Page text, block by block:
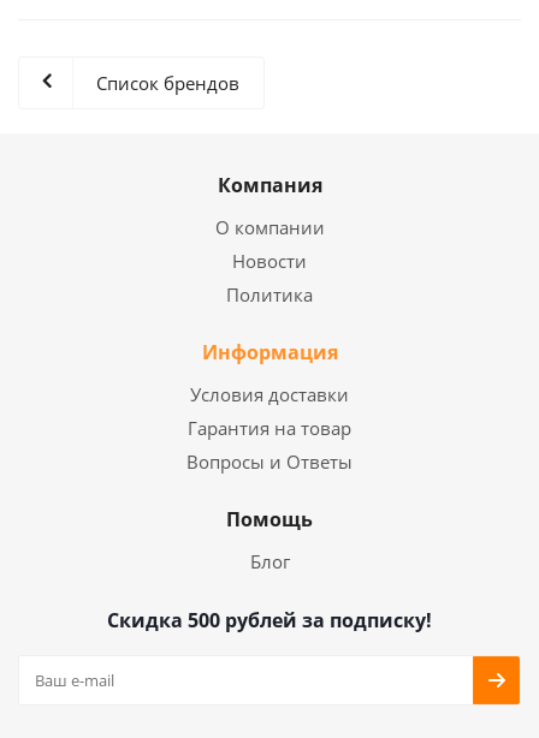
Список брендов
Компания
О компании
Новости
Политика
Информация
Условия доставки
Гарантия на товар
Вопросы и Ответы
Помощь
Блог
Скидка 500 рублей за подписку!